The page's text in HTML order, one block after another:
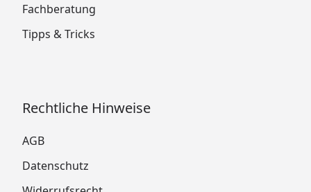
Fachberatung
Tipps & Tricks
Rechtliche Hinweise
AGB
Datenschutz